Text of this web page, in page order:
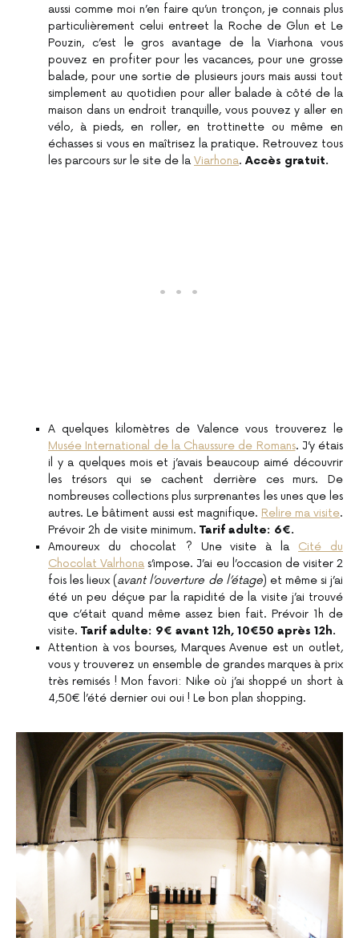
aussi comme moi n’en faire qu’un tronçon, je connais plus
particulièrement celui entreet la Roche de Glun et Le
Pouzin, c’est le gros avantage de la Viarhona vous
pouvez en profiter pour les vacances, pour une grosse
balade, pour une sortie de plusieurs jours mais aussi tout
simplement au quotidien pour aller balade à côté de la
maison dans un endroit tranquille, vous pouvez y aller en
vélo, à pieds, en roller, en trottinette ou même en
échasses si vous en maîtrisez la pratique. Retrouvez tous
les parcours sur le site de la Viarhona. Accès gratuit.
A quelques kilomètres de Valence vous trouverez le
Musée International de la Chaussure de Romans. J’y étais
il y a quelques mois et j’avais beaucoup aimé découvrir
les trésors qui se cachent derrière ces murs. De
nombreuses collections plus surprenantes les unes que les
autres. Le bâtiment aussi est magnifique. Relire ma visite.
Prévoir 2h de visite minimum. Tarif adulte: 6€.
Amoureux du chocolat ? Une visite à la Cité du
Chocolat Valrhona s’impose. J’ai eu l’occasion de visiter 2
fois les lieux (avant l’ouverture de l’étage) et même si j’ai
été un peu déçue par la rapidité de la visite j’ai trouvé
que c’était quand même assez bien fait. Prévoir 1h de
visite. Tarif adulte: 9€ avant 12h, 10€50 après 12h.
Attention à vos bourses, Marques Avenue est un outlet,
vous y trouverez un ensemble de grandes marques à prix
très remisés ! Mon favori: Nike où j’ai shoppé un short à
4,50€ l’été dernier oui oui ! Le bon plan shopping.